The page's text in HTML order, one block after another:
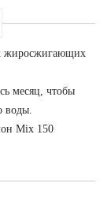
жиросжигающих
месяц, чтобы
воды.
Mix 150